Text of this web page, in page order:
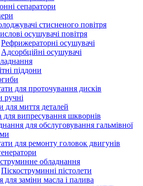
сепаратори
стисненого повітря
осушувачі повітря
Рефрижераторні осушувачі
Адсорбційні осушувачі
піддони
для проточування дисків
ручні
для миття деталей
для випресування шкворнів
для обслуговування гальмівної
для ремонту головок двигунів
обладнання
Піскоструминні пістолети
заміни масла і палива